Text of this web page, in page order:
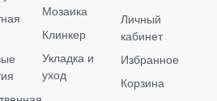
Мозаика
Клинкер
Укладка и
уход
Личный
кабинет
Избранное
Корзина